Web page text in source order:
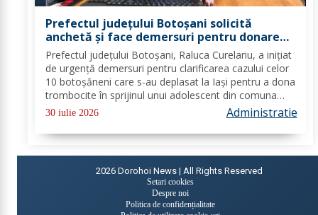
Prefectul județului Botoșani solicită
anchetă și face demersuri pentru donarea
de trombocite direct la Botoșani în cazul
adolescentului din Tudora
Prefectul județului Botoșani, Raluca Curelariu, a inițiat
de urgență demersuri pentru clarificarea cazului celor
10 botoșăneni care s-au deplasat la Iași pentru a dona
trombocite în sprijinul unui adolescent din comuna
Tudora, însă nu au putut dona. Au fost transmise
30 iulie 2026 Administratie
2026 Dorohoi News | All Rights Reserved
Setari cookies
Despre noi
Politica de confidențialitate